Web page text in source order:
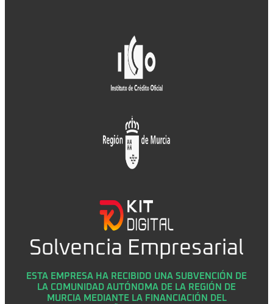
Solvencia Empresarial
ESTA EMPRESA HA RECIBIDO UNA SUBVENCIÓN DE
LA COMUNIDAD AUTÓNOMA DE LA REGIÓN DE
MURCIA MEDIANTE LA FINANCIACIÓN DEL